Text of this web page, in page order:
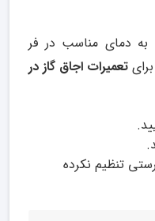
دمای مناسب در فر
تعمیرات اجاق گاز در
تنظیم نکرده